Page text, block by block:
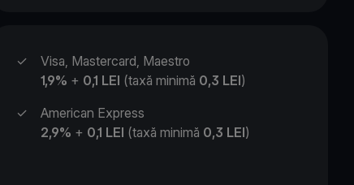
✓
Visa, Mastercard, Maestro
1,9% + 0,1 LEI (taxă minimă 0,3 LEI)
✓
American Express
2,9% + 0,1 LEI (taxă minimă 0,3 LEI)